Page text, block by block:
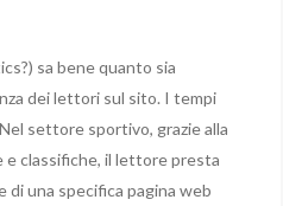
sa bene quanto sia
dei lettori sul sito. I tempi
settore sportivo, grazie alla
e classifiche, il lettore presta
di una specifica pagina web